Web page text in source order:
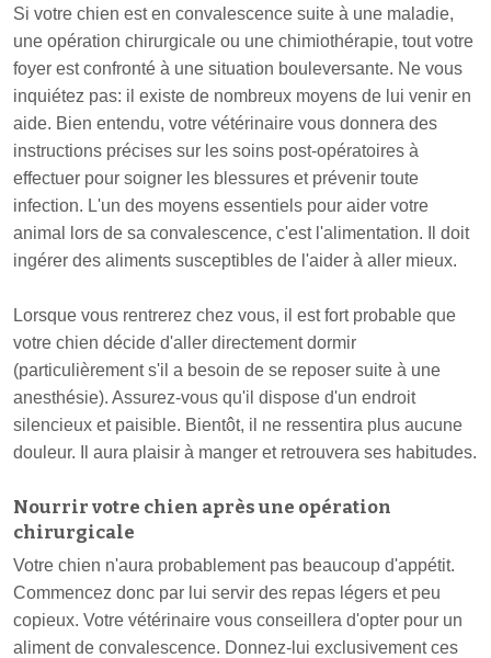
Si votre chien est en convalescence suite à une maladie,
une opération chirurgicale ou une chimiothérapie, tout votre
foyer est confronté à une situation bouleversante. Ne vous
inquiétez pas: il existe de nombreux moyens de lui venir en
aide. Bien entendu, votre vétérinaire vous donnera des
instructions précises sur les soins post-opératoires à
effectuer pour soigner les blessures et prévenir toute
infection. L'un des moyens essentiels pour aider votre
animal lors de sa convalescence, c'est l'alimentation. Il doit
ingérer des aliments susceptibles de l'aider à aller mieux.
Lorsque vous rentrerez chez vous, il est fort probable que
votre chien décide d'aller directement dormir
(particulièrement s'il a besoin de se reposer suite à une
anesthésie). Assurez-vous qu'il dispose d'un endroit
silencieux et paisible. Bientôt, il ne ressentira plus aucune
douleur. Il aura plaisir à manger et retrouvera ses habitudes.
Nourrir votre chien après une opération
chirurgicale
Votre chien n'aura probablement pas beaucoup d'appétit.
Commencez donc par lui servir des repas légers et peu
copieux. Votre vétérinaire vous conseillera d'opter pour un
aliment de convalescence. Donnez-lui exclusivement ces